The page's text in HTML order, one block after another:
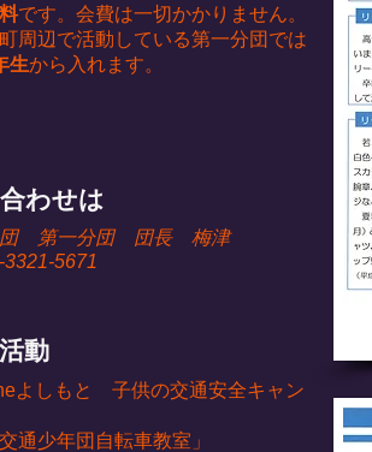
です。会費は一切かかりません。
周辺で活動している第一分団では
生から入れます。
わせは
団 第一分団 団長 梅津
5671
動
よしもと 子供の交通安全キャン
通少年団自転車教室」